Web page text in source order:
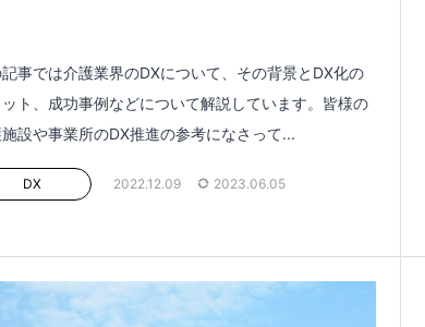
記事では介護業界のDXについて、その背景とDX化の
ット、成功事例などについて解説しています。皆様の
設や事業所のDX推進の参考になさって...
DX 2022.12.09 2023.06.05